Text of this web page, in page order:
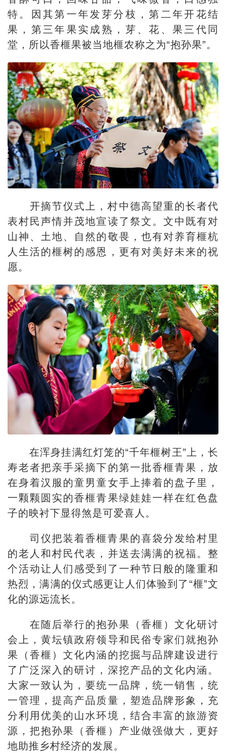
特。因其第一年发芽分枝，第二年开花结
果，第三年果实成熟，芽、花、果三代同
堂，所以香榧果被当地榧农称之为“抱孙果”。
开摘节仪式上，村中德高望重的长者代
表村民声情并茂地宣读了祭文。文中既有对
山神、土地、自然的敬畏，也有对养育榧杭
人生活的榧树的感恩，更有对美好未来的祝
愿。
在浑身挂满红灯笼的“千年榧树王”上，长
寿老者把亲手采摘下的第一批香榧青果，放
在身着汉服的童男童女手上捧着的盘子里，
一颗颗圆实的香榧青果绿娃娃一样在红色盘
子的映衬下显得煞是可爱喜人。
司仪把装着香榧青果的喜袋分发给村里
的老人和村民代表，并送去满满的祝福。整
个活动让人们感受到了一种节日般的隆重和
热烈，满满的仪式感更让人们体验到了“榧”文
化的源远流长。
在随后举行的抱孙果（香榧）文化研讨
会上，黄坛镇政府领导和民俗专家们就抱孙
果（香榧）文化内涵的挖掘与品牌建设进行
了广泛深入的研讨，深挖产品的文化内涵。
大家一致认为，要统一品牌，统一销售，统
一管理，提高产品质量，塑造品牌形象，充
分利用优美的山水环境，结合丰富的旅游资
源，把抱孙果（香榧）产业做强做大，更好
地助推乡村经济的发展。